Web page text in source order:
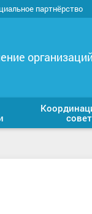
партнёрство